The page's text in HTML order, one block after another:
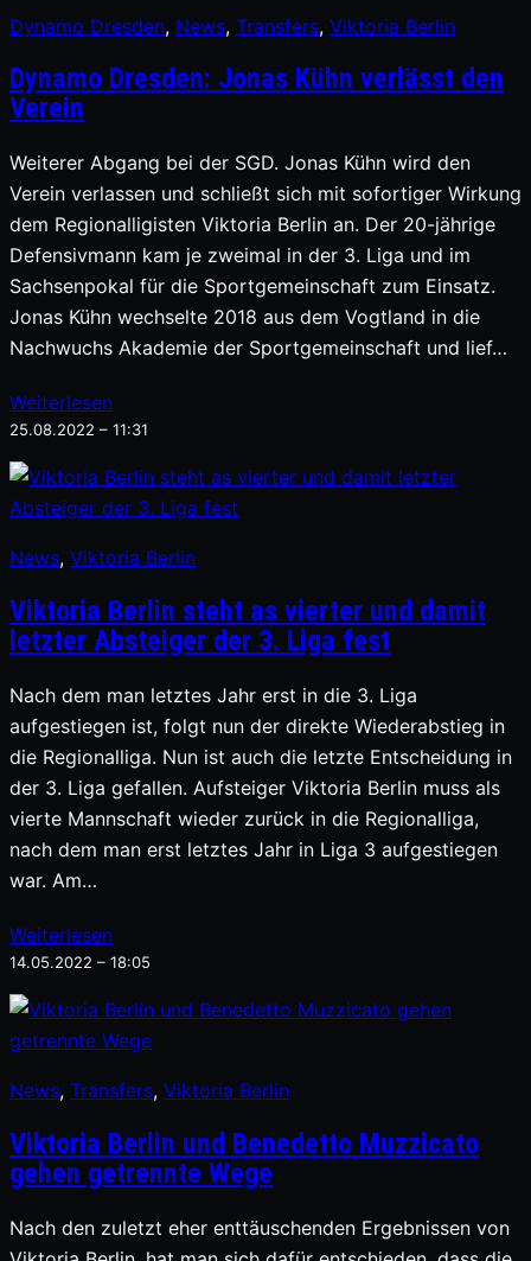
Dynamo Dresden, News, Transfers, Viktoria Berlin
Dynamo Dresden: Jonas Kühn verlässt den
Verein
Weiterer Abgang bei der SGD. Jonas Kühn wird den
Verein verlassen und schließt sich mit sofortiger Wirkung
dem Regionalligisten Viktoria Berlin an. Der 20-jährige
Defensivmann kam je zweimal in der 3. Liga und im
Sachsenpokal für die Sportgemeinschaft zum Einsatz.
Jonas Kühn wechselte 2018 aus dem Vogtland in die
Nachwuchs Akademie der Sportgemeinschaft und lief…
Weiterlesen
25.08.2022 – 11:31
News, Viktoria Berlin
Viktoria Berlin steht as vierter und damit
letzter Absteiger der 3. Liga fest
Nach dem man letztes Jahr erst in die 3. Liga
aufgestiegen ist, folgt nun der direkte Wiederabstieg in
die Regionalliga. Nun ist auch die letzte Entscheidung in
der 3. Liga gefallen. Aufsteiger Viktoria Berlin muss als
vierte Mannschaft wieder zurück in die Regionalliga,
nach dem man erst letztes Jahr in Liga 3 aufgestiegen
war. Am…
Weiterlesen
14.05.2022 – 18:05
News, Transfers, Viktoria Berlin
Viktoria Berlin und Benedetto Muzzicato
gehen getrennte Wege
Nach den zuletzt eher enttäuschenden Ergebnissen von